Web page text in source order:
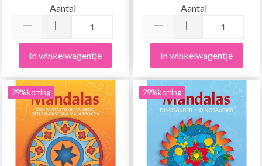
Aantal
In winkelwagentje
Aantal
In winkelwagentje
29% korting 29% korting